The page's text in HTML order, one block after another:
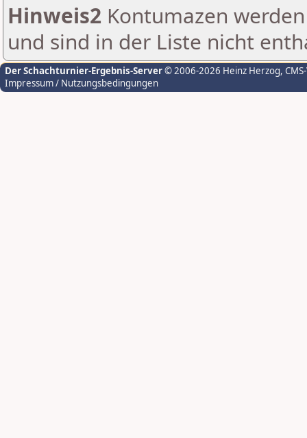
Hinweis2 Kontumazen
und sind in der Liste nicht
Der Schachturnier-Ergebnis-Server© 2006-2026 Heinz Herzog,
Impressum / Nutzungsbedingungen